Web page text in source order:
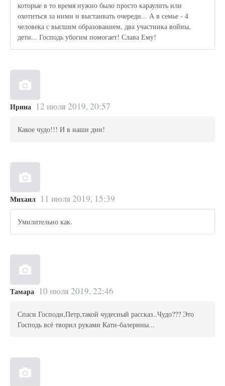
которые в то время нужно было просто караулить или
охотиться за ними и выстаивать очереди... А в семье - 4
человека с высшим образованием, два участника войны,
дети... Господь убогим помогает! Слава Ему!
Ирина 12 июля 2019, 20:57
Какое чудо!!! И в наши дни!
Михаил 11 июля 2019, 15:39
Умилительно как.
Тамара 10 июля 2019, 22:46
Спаси Господи,Петр,такой чудесный рассказ..Чудо??? Это
Господь всё творил руками Кати-балерины...